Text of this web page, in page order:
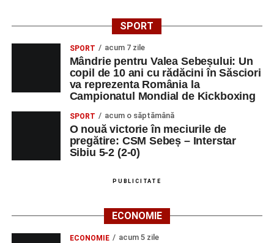
SPORT
SPORT acum 7 zile
Mândrie pentru Valea Sebeșului: Un
copil de 10 ani cu rădăcini în Săsciori
va reprezenta România la
Campionatul Mondial de Kickboxing
SPORT acum o săptămână
O nouă victorie în meciurile de
pregătire: CSM Sebeș – Interstar
Sibiu 5-2 (2-0)
PUBLICITATE
ECONOMIE
ECONOMIE acum 5 zile